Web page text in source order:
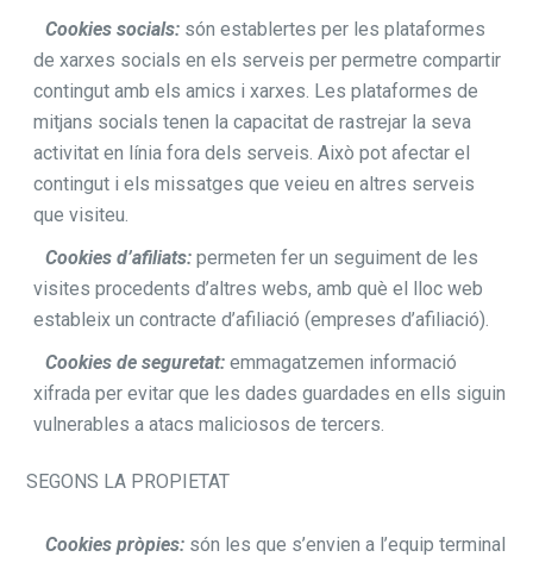
Cookies socials: són establertes per les plataformes
de xarxes socials en els serveis per permetre compartir
contingut amb els amics i xarxes. Les plataformes de
mitjans socials tenen la capacitat de rastrejar la seva
activitat en línia fora dels serveis. Això pot afectar el
contingut i els missatges que veieu en altres serveis
que visiteu.
Cookies d’afiliats: permeten fer un seguiment de les
visites procedents d’altres webs, amb què el lloc web
estableix un contracte d’afiliació (empreses d’afiliació).
Cookies de seguretat: emmagatzemen informació
xifrada per evitar que les dades guardades en ells siguin
vulnerables a atacs maliciosos de tercers.
SEGONS LA PROPIETAT
Cookies pròpies: són les que s’envien a l’equip terminal